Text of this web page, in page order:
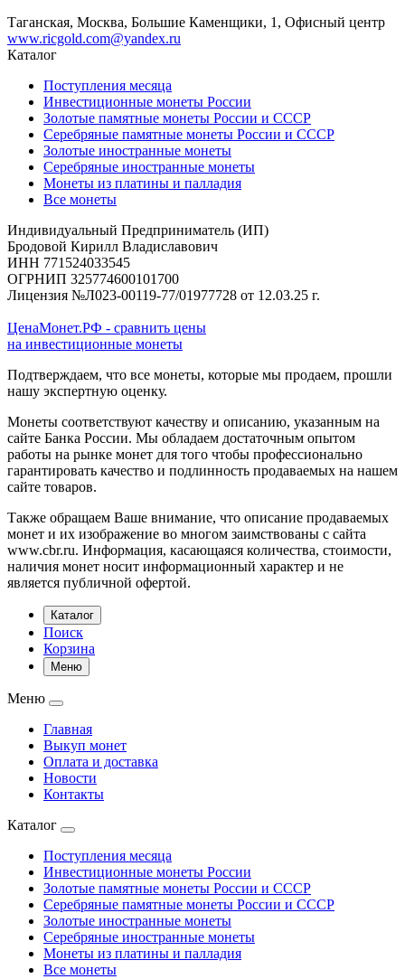
Таганская, Москва, Большие Каменщики, 1, Офисный центр
www.ricgold.com@yandex.ru
Каталог
Поступления месяца
Инвестиционные монеты России
Золотые памятные монеты России и СССР
Серебряные памятные монеты России и СССР
Золотые иностранные монеты
Серебряные иностранные монеты
Монеты из платины и палладия
Все монеты
Индивидуальный Предприниматель (ИП)
Бродовой Кирилл Владиславович
ИНН 771524033545
ОГРНИП 325774600101700
Лицензия №Л023-00119-77/01977728 от 12.03.25 г.
ЦенаМонет.РФ - сравнить цены
на инвестиционные монеты
Подтверждаем, что все монеты, которые мы продаем, прошли
нашу экспертную оценку.
Монеты соответствуют качеству и описанию, указанным на
сайте Банка России. Мы обладаем достаточным опытом
работы на рынке монет для того чтобы профессионально
гарантировать качество и подлинность продаваемых на нашем
сайте товаров.
Также обращаем Ваше внимание, что описание продаваемых
монет и их изображение во многом заимствованы с сайта
www.cbr.ru. Информация, касающаяся количества, стоимости,
наличия монет носит информационный характер и не
является публичной офертой.
Каталог
Поиск
Корзина
Меню
Меню
Главная
Выкуп монет
Оплата и доставка
Новости
Контакты
Каталог
Поступления месяца
Инвестиционные монеты России
Золотые памятные монеты России и СССР
Серебряные памятные монеты России и СССР
Золотые иностранные монеты
Серебряные иностранные монеты
Монеты из платины и палладия
Все монеты